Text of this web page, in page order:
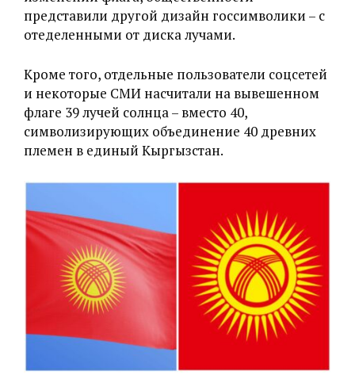
представили другой дизайн госсимволики – с
отеделенными от диска лучами.
Кроме того, отдельные пользователи соцсетей
и некоторые СМИ насчитали на вывешенном
флаге 39 лучей солнца – вместо 40,
символизирующих объединение 40 древних
племен в единый Кыргызстан.